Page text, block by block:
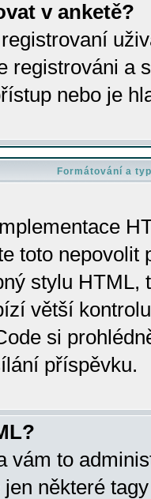
v anketě?
registrováni a
nebo je
Formátování a
toto
stylu HTML,
větší
si
příspěvku.
vám to
některé